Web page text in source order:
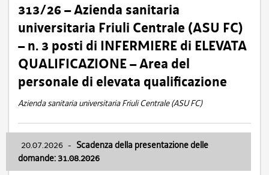
313/26 – Azienda sanitaria
universitaria Friuli Centrale (ASU FC)
– n. 3 posti di INFERMIERE di ELEVATA
QUALIFICAZIONE – Area del
personale di elevata qualificazione
Azienda sanitaria universitaria Friuli Centrale (ASU FC)
20.07.2026 - Scadenza della presentazione delle
domande: 31.08.2026